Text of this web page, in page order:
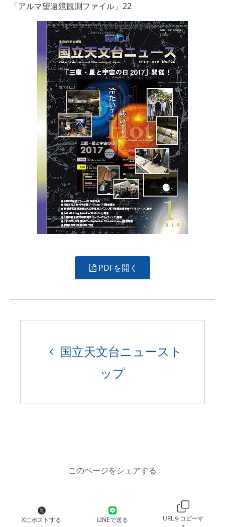
「アルマ望遠鏡観測ファイル」22
PDFを開く
国立天文台ニュースト
ップ
このページをシェアする
Xにポストする LINEで送る
URLをコピーす